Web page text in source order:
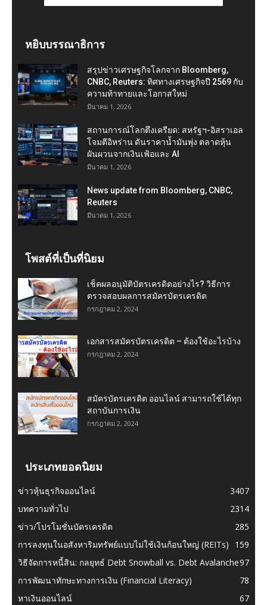
หยิบบรรณาธิการ
สรุปข่าวเศรษฐกิจโลกจาก Bloomberg,
CNBC, Reuters: ทิศทางเศรษฐกิจปี 2569 กับ
ความท้าทายและโอกาสใหม่
มีนาคม 1, 2026
สถานการณ์โลกตึงเครียด: สหรัฐฯ-อิสราเอล
โจมตีอิหร่าน ดันราคาน้ำมันพุ่ง ตลาดหุ้น
ผันผวนจากเงินเฟ้อและ AI
มีนาคม 1, 2026
News update from Bloomberg, CNBC,
Reuters
มีนาคม 1, 2026
โพสต์ที่เป็นที่นิยม
เช็คผลอนุมัติบัตรเครดิตอย่างไร? วิธีการ
ตรวจสอบผลการสมัครบัตรเครดิต
กรกฎาคม 2, 2024
เอกสารสมัครบัตรเครดิต – ต้องใช้อะไรบ้าง
กรกฎาคม 2, 2024
สมัครบัตรเครดิต ออนไลน์ สามารถใช้ได้ทุก
สถาบันการเงิน
กรกฎาคม 2, 2024
ประเภทยอดนิยม
ข่าวหุ้นธุรกิจออนไลน์
3407
บทความทั่วไป
2314
ข่าว/โปรโมชั่นบัตรเครดิต
285
การลงทุนในอสังหาริมทรัพย์แบบไม่ใช้เงินก้อนใหญ่ (REITs)
159
วิธีจัดการหนี้สิน: กลยุทธ์ Debt Snowball vs. Debt Avalanche97
การพัฒนาทักษะทางการเงิน (Financial Literacy)
78
หาเงินออนไลน์
67